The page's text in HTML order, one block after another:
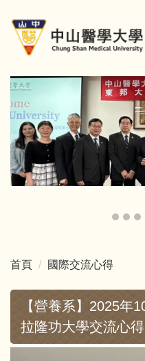
到
內
容
區
首頁 國際交流心得
【營養系】2025年
拉隆功大學交流心得